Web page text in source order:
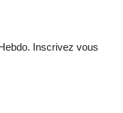
Inscrivez vous